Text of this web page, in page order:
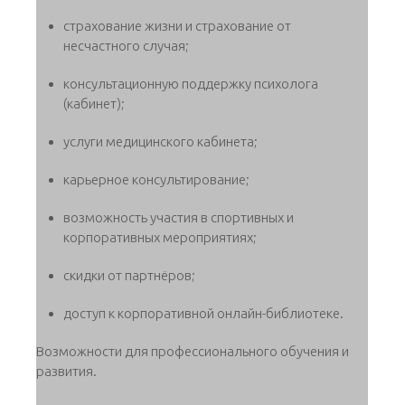
страхование жизни и страхование от
несчастного случая;
консультационную поддержку психолога
(кабинет);
услуги медицинского кабинета;
карьерное консультирование;
возможность участия в спортивных и
корпоративных мероприятиях;
скидки от партнёров;
доступ к корпоративной онлайн-библиотеке.
Возможности для профессионального обучения и
развития.